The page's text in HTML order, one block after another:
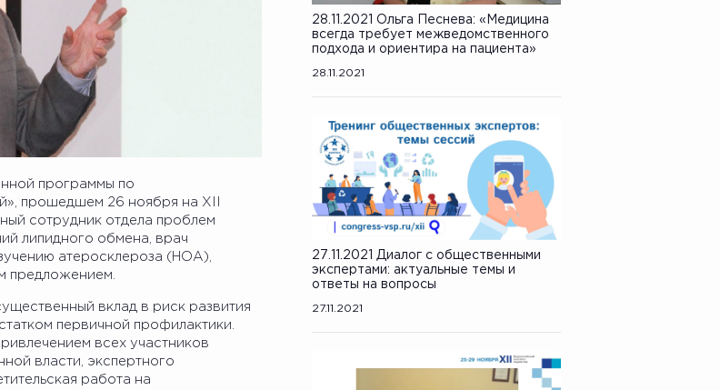
программы по
прошедшем 26 ноября на XII
сотрудник отдела проблем
липидного обмена, врач
атеросклероза (НОА),
предложением.
вклад в риск развития
первичной профилактики.
всех участников
власти, экспертного
работа на
28.11.2021 Ольга Песнева: «Медицина
всегда требует межведомственного
подхода и ориентира на пациента»
28.11.2021
27.11.2021 Диалог с общественными
экспертами: актуальные темы и
ответы на вопросы
27.11.2021